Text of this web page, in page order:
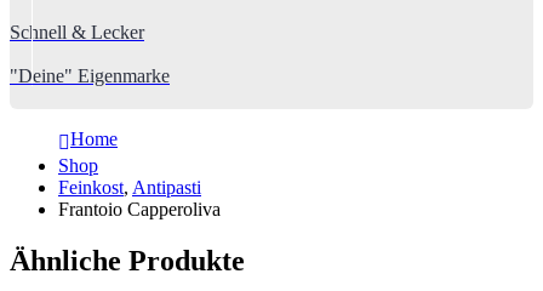
Schnell & Lecker
"Deine" Eigenmarke
Home
Shop
Feinkost, Antipasti
Frantoio Capperoliva
Ähnliche Produkte